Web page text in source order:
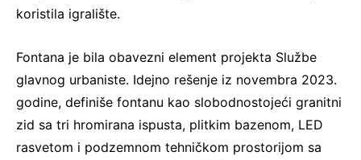
koristila igralište.
Fontana je bila obavezni element projekta Službe
glavnog urbaniste. Idejno rešenje iz novembra 2023.
godine, definiše fontanu kao slobodnostojeći granitni
zid sa tri hromirana ispusta, plitkim bazenom, LED
rasvetom i podzemnom tehničkom prostorijom sa